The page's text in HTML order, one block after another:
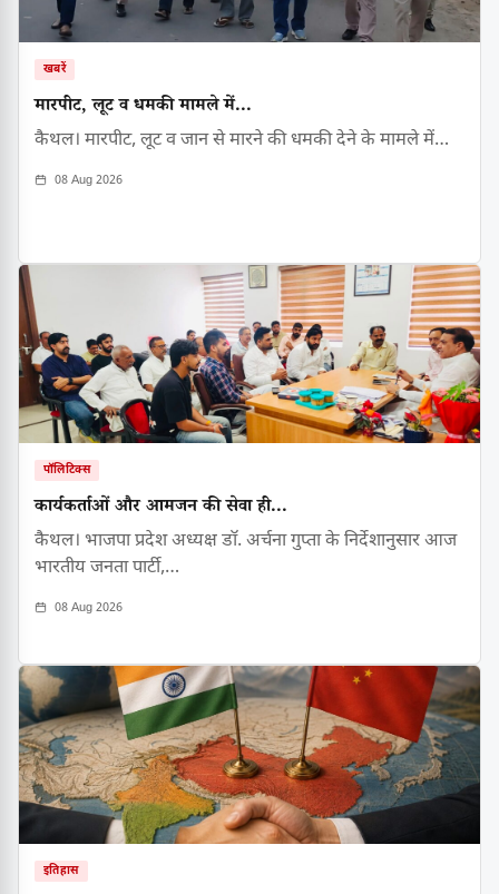
खबरें
मारपीट, लूट व धमकी मामले में...
कैथल। मारपीट, लूट व जान से मारने की धमकी देने के मामले में…
08 Aug 2026
पॉलिटिक्स
कार्यकर्ताओं और आमजन की सेवा ही...
कैथल। भाजपा प्रदेश अध्यक्ष डॉ. अर्चना गुप्ता के निर्देशानुसार आज
भारतीय जनता पार्टी,…
08 Aug 2026
इतिहास